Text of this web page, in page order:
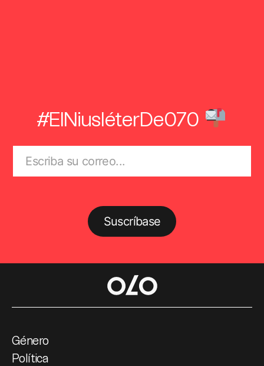
#ElNiusléterDe070
Suscríbase
Género
Política